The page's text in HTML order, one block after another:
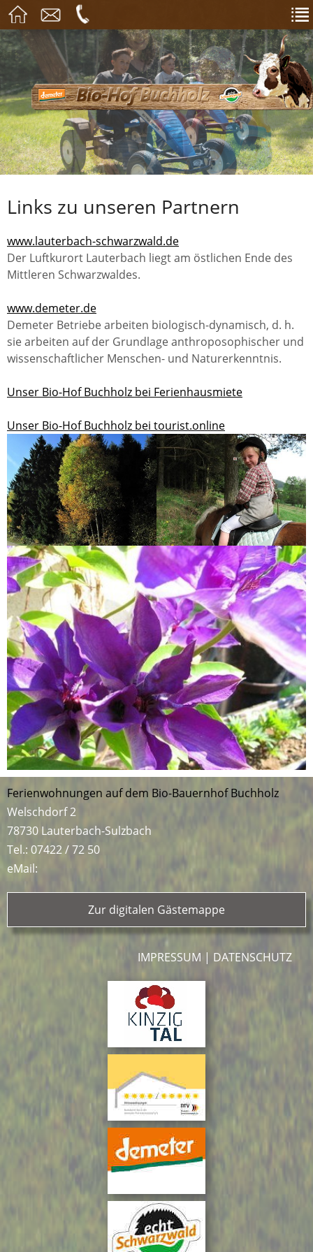
Links zu unseren Partnern
www.lauterbach-schwarzwald.de
Der Luftkurort Lauterbach liegt am östlichen Ende des
Mittleren Schwarzwaldes.
www.demeter.de
Demeter Betriebe arbeiten biologisch-dynamisch, d. h.
sie arbeiten auf der Grundlage anthroposophischer und
wissenschaftlicher Menschen- und Naturerkenntnis.
Unser Bio-Hof Buchholz bei Ferienhausmiete
Unser Bio-Hof Buchholz bei tourist.online
Ferienwohnungen auf dem Bio-Bauernhof Buchholz
Welschdorf 2
78730 Lauterbach-Sulzbach
Tel.: 07422 / 72 50
eMail:
Zur digitalen Gästemappe
IMPRESSUM | DATENSCHUTZ